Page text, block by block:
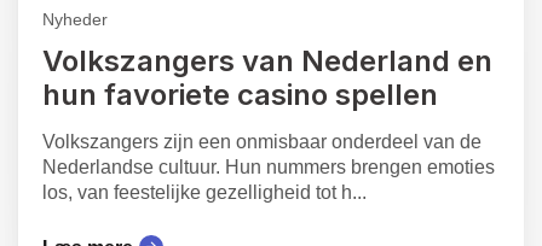
Nyheder
Volkszangers van Nederland en
hun favoriete casino spellen
Volkszangers zijn een onmisbaar onderdeel van de
Nederlandse cultuur. Hun nummers brengen emoties
los, van feestelijke gezelligheid tot h...